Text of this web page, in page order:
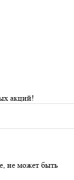
акций!
не может быть